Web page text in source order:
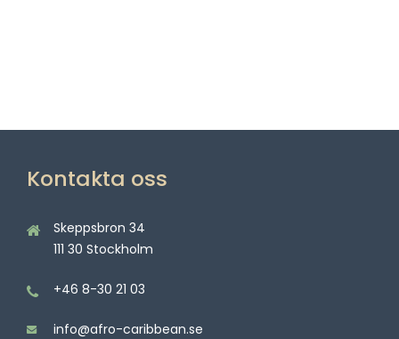
Kontakta oss
Skeppsbron 34
111 30 Stockholm
+46 8-30 21 03
info@afro-caribbean.se